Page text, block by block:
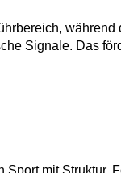
Signale. Das
mit